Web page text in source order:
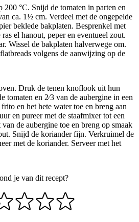
°C. Snijd de tomaten in parten en
ca. 1½ cm. Verdeel met de ongepelde
beklede bakplaten. Besprenkel met
el hanout, peper en eventueel zout.
Wissel de bakplaten halverwege om.
volgens de aanwijzing op de
Druk de tenen knoflook uit hun
tomaten en 2⁄3 van de aubergine in een
en het hete water toe en breng aan
en pureer met de staafmixer tot een
de aubergine toe en breng op smaak
Snijd de koriander fijn. Verkruimel de
met de koriander. Serveer met het
je van dit recept?